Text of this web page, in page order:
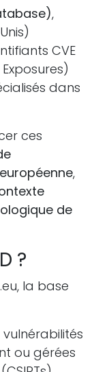
,
CVE
dans
ces
,
de
?
, la base
ou gérées